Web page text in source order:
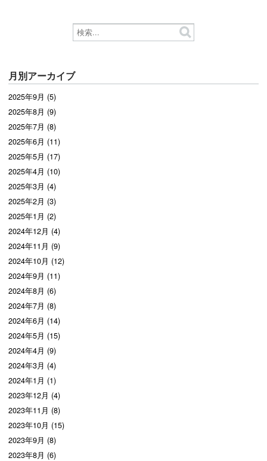
月別アーカイブ
2025年9月 (5)
2025年8月 (9)
2025年7月 (8)
2025年6月 (11)
2025年5月 (17)
2025年4月 (10)
2025年3月 (4)
2025年2月 (3)
2025年1月 (2)
2024年12月 (4)
2024年11月 (9)
2024年10月 (12)
2024年9月 (11)
2024年8月 (6)
2024年7月 (8)
2024年6月 (14)
2024年5月 (15)
2024年4月 (9)
2024年3月 (4)
2024年1月 (1)
2023年12月 (4)
2023年11月 (8)
2023年10月 (15)
2023年9月 (8)
2023年8月 (6)